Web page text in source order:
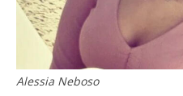
Alessia Neboso